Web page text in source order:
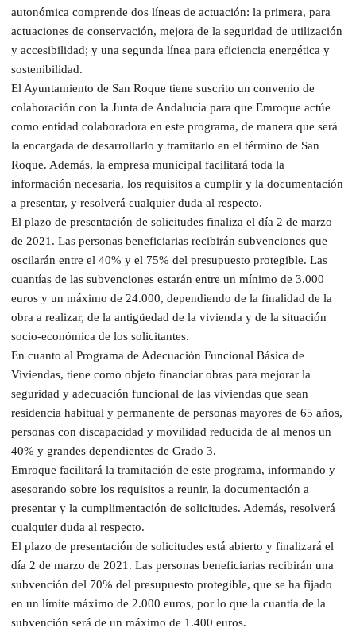
autonómica comprende dos líneas de actuación: la primera, para
actuaciones de conservación, mejora de la seguridad de utilización
y accesibilidad; y una segunda línea para eficiencia energética y
sostenibilidad.
El Ayuntamiento de San Roque tiene suscrito un convenio de
colaboración con la Junta de Andalucía para que Emroque actúe
como entidad colaboradora en este programa, de manera que será
la encargada de desarrollarlo y tramitarlo en el término de San
Roque. Además, la empresa municipal facilitará toda la
información necesaria, los requisitos a cumplir y la documentación
a presentar, y resolverá cualquier duda al respecto.
El plazo de presentación de solicitudes finaliza el día 2 de marzo
de 2021. Las personas beneficiarias recibirán subvenciones que
oscilarán entre el 40% y el 75% del presupuesto protegible. Las
cuantías de las subvenciones estarán entre un mínimo de 3.000
euros y un máximo de 24.000, dependiendo de la finalidad de la
obra a realizar, de la antigüedad de la vivienda y de la situación
socio-económica de los solicitantes.
En cuanto al Programa de Adecuación Funcional Básica de
Viviendas, tiene como objeto financiar obras para mejorar la
seguridad y adecuación funcional de las viviendas que sean
residencia habitual y permanente de personas mayores de 65 años,
personas con discapacidad y movilidad reducida de al menos un
40% y grandes dependientes de Grado 3.
Emroque facilitará la tramitación de este programa, informando y
asesorando sobre los requisitos a reunir, la documentación a
presentar y la cumplimentación de solicitudes. Además, resolverá
cualquier duda al respecto.
El plazo de presentación de solicitudes está abierto y finalizará el
día 2 de marzo de 2021. Las personas beneficiarias recibirán una
subvención del 70% del presupuesto protegible, que se ha fijado
en un límite máximo de 2.000 euros, por lo que la cuantía de la
subvención será de un máximo de 1.400 euros.